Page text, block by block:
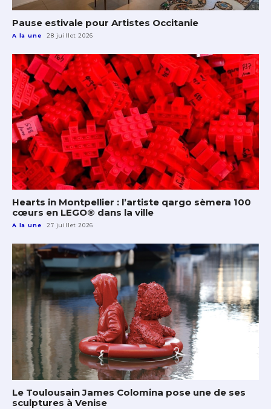
Pause estivale pour Artistes Occitanie
A la une 28 juillet 2026
Hearts in Montpellier : l’artiste qargo sèmera 100
cœurs en LEGO® dans la ville
A la une 27 juillet 2026
Le Toulousain James Colomina pose une de ses
sculptures à Venise